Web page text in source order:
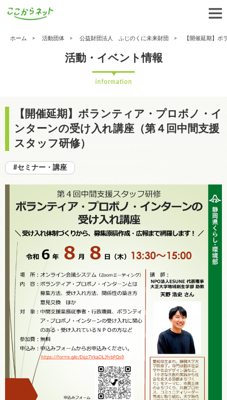
ホーム 活動団体 公益財団法人 ふじのくに未来財団 【開催延期】ボ
活動・イベント情報
information
【開催延期】ボランティア・プロボノ・イ
ンターンの受け入れ講座（第４回中間支援
スタッフ研修）
#セミナー・講座